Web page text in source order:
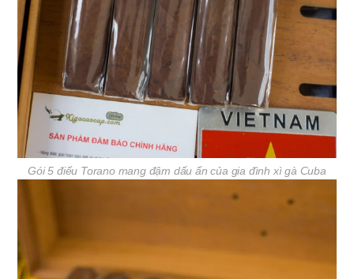
Gói 5 điếu Torano mang đậm dấu ấn của gia đình xì gà Cuba